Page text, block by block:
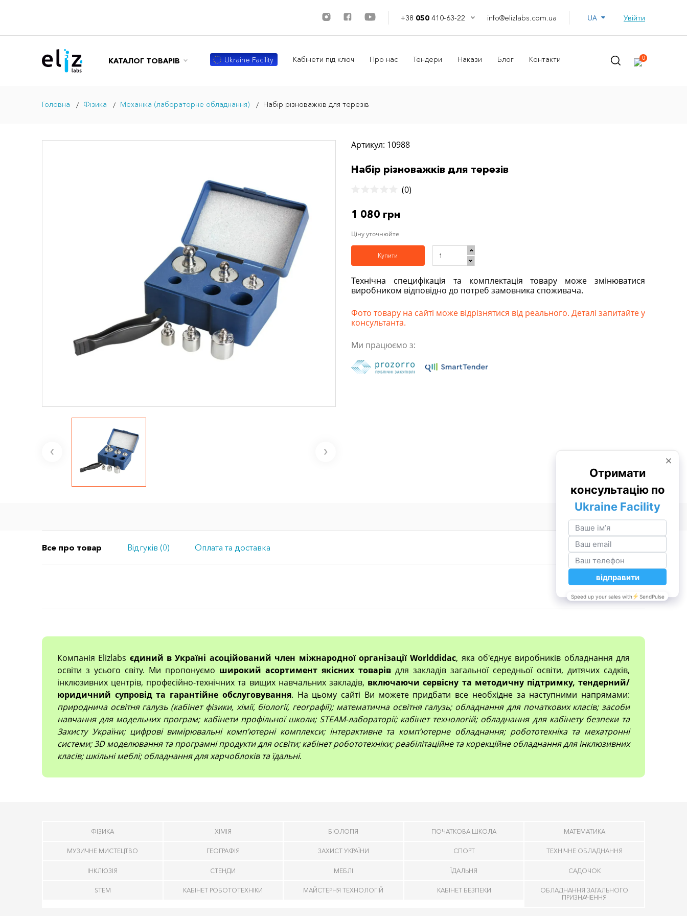
+38 050 410-63-22 info@elizlabs.com.ua Увійти
КАТАЛОГ ТОВАРІВ Ukraine Facility Кабінети під ключ Про нас Тендери Накази Блог Контакти 0
Головна Фізика Механіка (лабораторне обладнання) Набір різноважків для терезів
Артикул: 10988
Набір різноважків для терезів
(0)
1 080 грн
Ціну уточнюйте
Купити
Технічна специфікація та комплектація товару може змінюватися
виробником відповідно до потреб замовника споживача.
Фото товару на сайті може відрізнятися від реального. Деталі запитайте у
консультанта.
Ми працюємо з:
Все про товар Відгуків (0) Оплата та доставка
Компанія Elizlabs єдиний в Україні асоційований член міжнародної організації Worlddidac, яка об'єднує виробників обладнання для
освіти з усього світу. Ми пропонуємо широкий асортимент якісних товарів для закладів загальної середньої освіти, дитячих садків,
інклюзивних центрів, професійно-технічних та вищих навчальних закладів, включаючи сервісну та методичну підтримку, тендерний/
юридичний супровід та гарантійне обслуговування. На цьому сайті Ви можете придбати все необхідне за наступними напрямами:
природнича освітня галузь (кабінет фізики, хімії, біології, географії); математична освітня галузь; обладнання для початкових класів; засоби
навчання для модельних програм; кабінети профільної школи; STEAM-лабораторії; кабінет технологій; обладнання для кабінету безпеки та
Захисту України; цифрові вимірювальні компʼютерні комплекси; інтерактивне та комп’ютерне обладнання; робототехніка та мехатронні
системи; 3D моделювання та програмні продукти для освіти; кабінет робототехніки; реабілітаційне та корекційне обладнання для інклюзивних
класів; шкільні меблі; обладнання для харчоблоків та їдальні.
ФІЗИКА ХІМІЯ БІОЛОГІЯ ПОЧАТКОВА ШКОЛА МАТЕМАТИКА
МУЗИЧНЕ МИСТЕЦТВО ГЕОГРАФІЯ ЗАХИСТ УКРАЇНИ СПОРТ ТЕХНІЧНЕ ОБЛАДНАННЯ
ІНКЛЮЗІЯ СТЕНДИ МЕБЛІ ЇДАЛЬНЯ САДОЧОК
STEM КАБІНЕТ РОБОТОТЕХНІКИ МАЙСТЕРНЯ ТЕХНОЛОГІЙ КАБІНЕТ БЕЗПЕКИ
ОБЛАДНАННЯ ЗАГАЛЬНОГО
ПРИЗНАЧЕННЯ